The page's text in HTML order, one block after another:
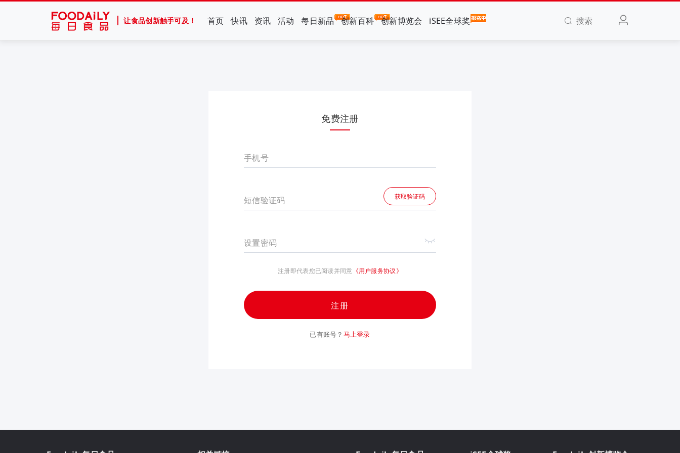
让食品创新触手可及！ 首页 快讯 资讯 活动 每日新品 创新百科 创新博览会 iSEE全球奖 搜索
免费注册
手机号
短信验证码 获取验证码
设置密码
注册即代表您已阅读并同意 《用户服务协议》
注册
已有账号？ 马上登录